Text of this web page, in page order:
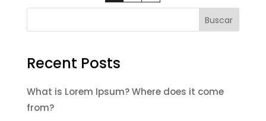
Buscar
Recent Posts
What is Lorem Ipsum? Where does it come
from?